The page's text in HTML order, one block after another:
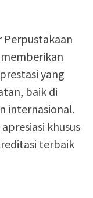
Perpustakaan
yang
baik di
internasional.
khusus
terbaik